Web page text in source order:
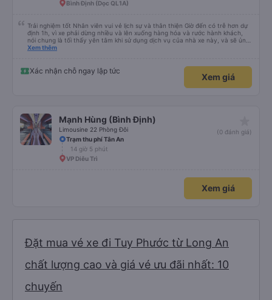
Bình Định (Dọc QL1A)
Trải nghiệm tốt Nhân viên vui vẻ lịch sự và thân thiện Giờ đến có trễ hơn dự
định 1h, vì xe phải dừng nhiều và lên xuống hàng hóa và rước hành khách,
nói chung là tối thấy yên tâm khi sử dụng dịch vụ của nhà xe này, và sẽ ủng
hộ và giới thiệu cho người thân sử dụng dịch vụ của nhà xe này
Xem thêm
Xác nhận chỗ ngay lập tức
Xem giá
Mạnh Hùng (Bình Định)
Limousine 22 Phòng Đôi
(0 đánh giá)
Trạm thu phí Tân An
14 giờ 5 phút
VP Diêu Trì
Xem giá
Đặt mua vé xe đi Tuy Phước từ Long An
chất lượng cao và giá vé ưu đãi nhất: 10
chuyến